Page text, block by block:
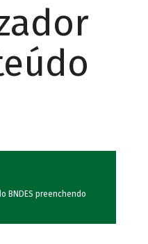
BNDES preenchendo